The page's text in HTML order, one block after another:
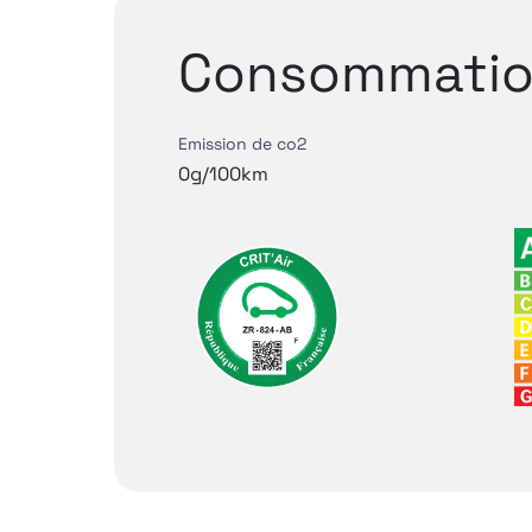
Emission de co2
0g/100km